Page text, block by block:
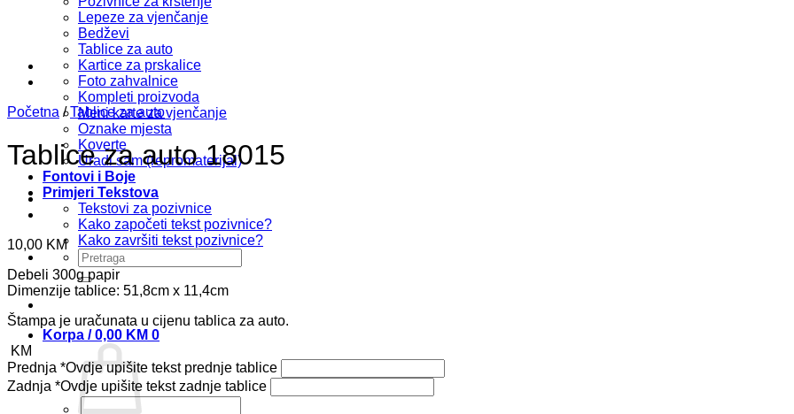
Lepeze za vjenčanje
Bedževi
Tablice za auto
Kartice za prskalice
Foto zahvalnice
Kompleti proizvoda
Meni karte za vjenčanje
Oznake mjesta
Koverte
Uradi sam (repromaterijal)
Fontovi i Boje
Primjeri Tekstova
Tekstovi za pozivnice
Kako započeti tekst pozivnice?
Kako završiti tekst pozivnice?
Pretraži:
Korpa /0,00 KM 0
Početna / Tablice za auto
Tablice za auto 18015
10,00 KM
Debeli 300g papir
Dimenzije tablice: 51,8cm x 11,4cm
Štampa je uračunata u cijenu tablica za auto.
KM
Prednja *Ovdje upišite tekst prednje tablice
Zadnja *Ovdje upišite tekst zadnje tablice